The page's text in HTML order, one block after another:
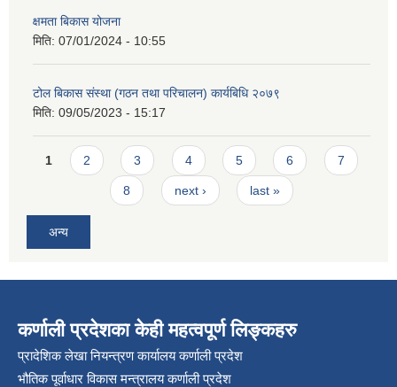
क्षमता बिकास योजना
मिति: 07/01/2024 - 10:55
टोल बिकास संस्था (गठन तथा परिचालन) कार्यबिधि २०७९
मिति: 09/05/2023 - 15:17
Pages
1 2 3 4 5 6 7
8 next › last »
अन्य
कर्णाली प्रदेशका केही महत्वपूर्ण लिङ्कहरु
प्रादेशिक लेखा नियन्त्रण कार्यालय कर्णाली प्रदेश
भौतिक पूर्वाधार विकास मन्त्रालय कर्णाली प्रदेश